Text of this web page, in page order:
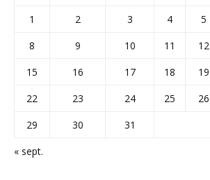
« sept.
1 2 3 4 5
8
9 10 11 12
15
16 17 18 19
22
23 24 25 26
29
30 31